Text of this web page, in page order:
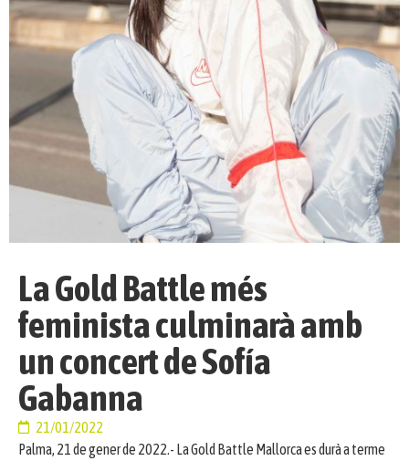
La Gold Battle més
feminista culminarà amb
un concert de Sofía
Gabanna
21/01/2022
Palma, 21 de gener de 2022.- La Gold Battle Mallorca es durà a terme